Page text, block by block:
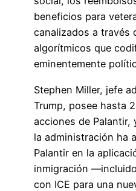
beneficios para
canalizados a través
algorítmicos que
eminentemente
Stephen Miller, jefe
Trump, posee hasta
acciones de Palantir,
la administración ha
Palantir en la
inmigración
con ICE para una